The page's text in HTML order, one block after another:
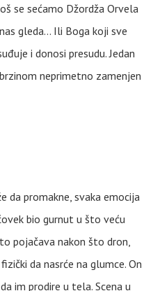
se sećamo Džordža Orvela
gleda... Ili Boga koji sve
i donosi presudu. Jedan
neprimetno zamenjen
da promakne, svaka emocija
bio gurnut u što veću
pojačava nakon što dron,
da nasrće na glumce. On
im prodire u tela. Scena u